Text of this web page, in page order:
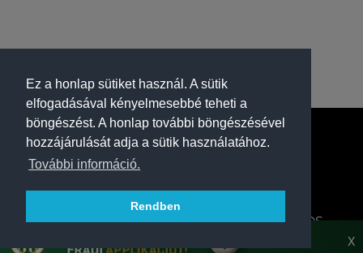
Ez a honlap sütiket használ. A sütik
elfogadásával kényelmesebbé teheti a
böngészést. A honlap további böngészésével
hozzájárulását adja a sütik használatához.
További információ.
Rendben
A FERENCVÁROSI TORNA CLUB HIVATALOS
X